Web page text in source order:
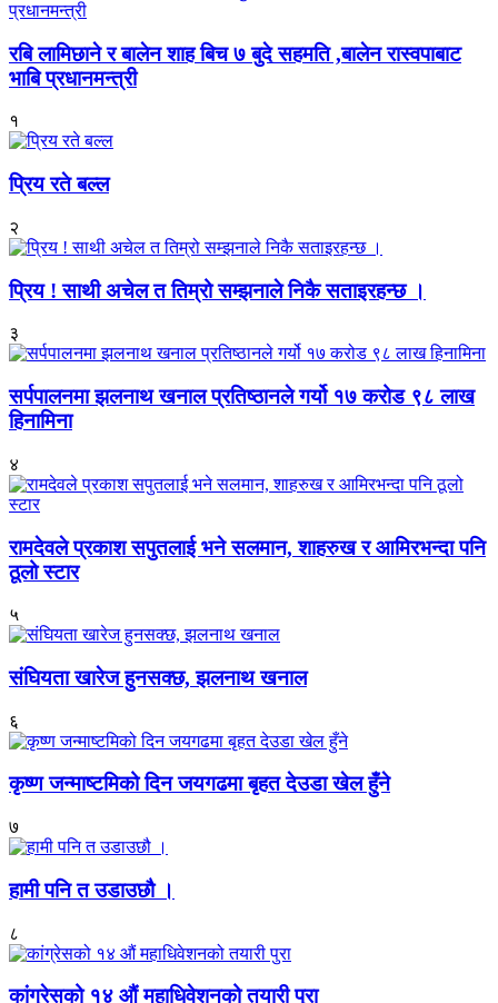
रबि लामिछाने र बालेन शाह बिच ७ बुदे सहमति ,बालेन रास्वपाबाट
भाबि प्रधानमन्त्री
१
प्रिय रते बल्ल
२
प्रिय ! साथी अचेल त तिम्रो सम्झनाले निकै सताइरहन्छ ।
३
सर्पपालनमा झलनाथ खनाल प्रतिष्ठानले गर्यो १७ करोड ९८ लाख
हिनामिना
४
रामदेवले प्रकाश सपुतलाई भने सलमान, शाहरुख र आमिरभन्दा पनि
ठूलो स्टार
५
संघियता खारेज हुनसक्छ, झलनाथ खनाल
६
कृष्ण जन्माष्टमिको दिन जयगढमा बृहत देउडा खेल हुँने
७
हामी पनि त उडाउछौ ।
८
कांग्रेसको १४ औं महाधिवेशनको तयारी पुरा